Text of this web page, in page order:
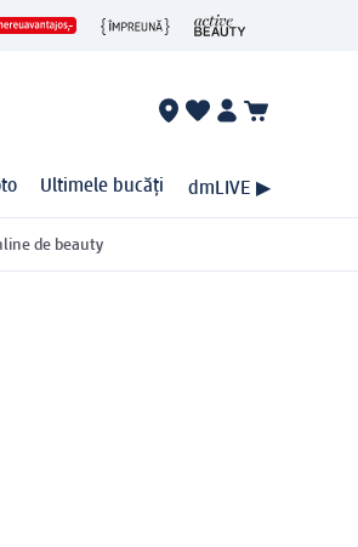
Ultimele bucăți dmLIVE ▶
de beauty